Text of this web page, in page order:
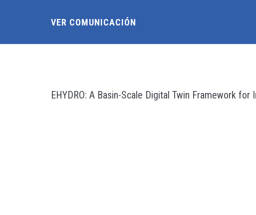
VER COMUNICACIÓN
EHYDRO: A Basin-Scale Digital Twin Framework